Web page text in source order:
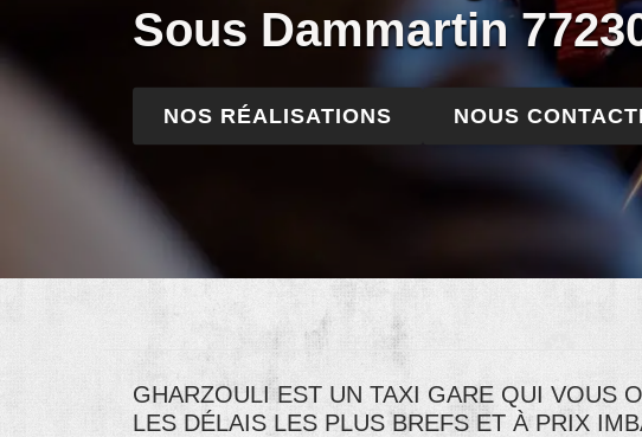
Sous Dammartin
NOS RÉALISATIONS NOUS
GHARZOULI EST UN TAXI GARE QUI VOUS
LES DÉLAIS LES PLUS BREFS ET À PRIX